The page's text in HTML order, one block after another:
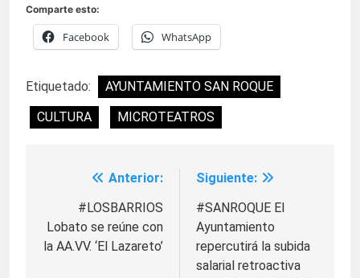
Comparte esto:
Facebook WhatsApp
Etiquetado:
AYUNTAMIENTO SAN ROQUE
CULTURA
MICROTEATROS
Navegación
entradas
Anterior:
#LOSBARRIOS
Lobato se reúne con
la AA.VV. ‘El Lazareto’
Siguiente:
#SANROQUE El
Ayuntamiento
repercutirá la subida
salarial retroactiva